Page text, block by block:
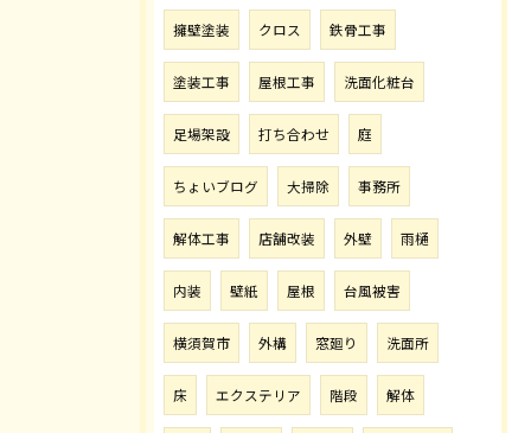
擁壁塗装 クロス 鉄骨工事
塗装工事 屋根工事 洗面化粧台
足場架設 打ち合わせ 庭
ちょいブログ 大掃除 事務所
解体工事 店舗改装 外壁 雨樋
内装 壁紙 屋根 台風被害
横須賀市 外構 窓廻り 洗面所
床 エクステリア 階段 解体